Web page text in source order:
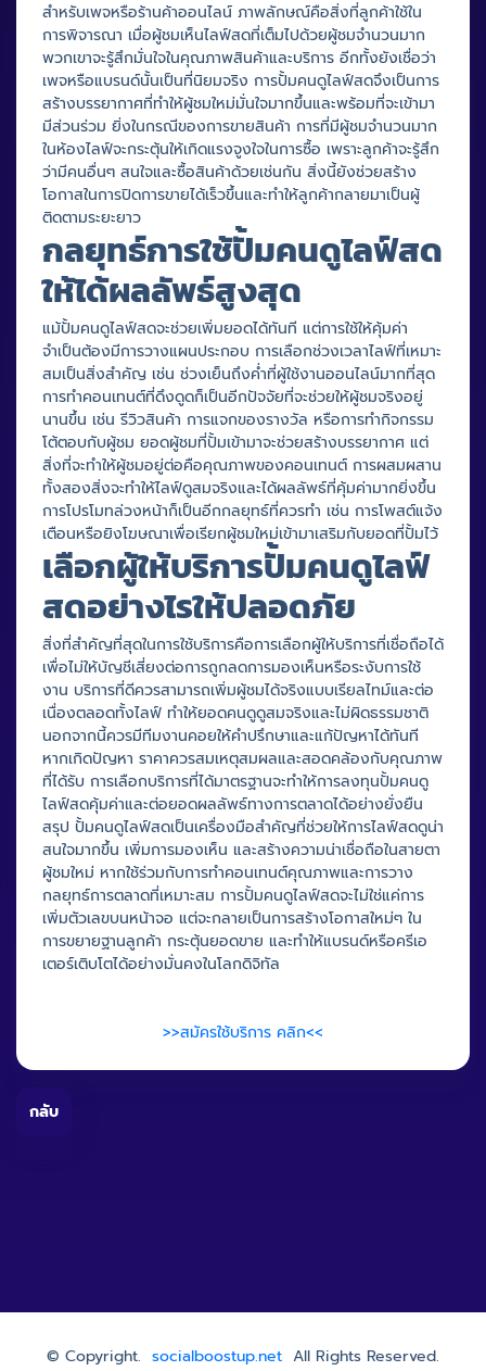
สำหรับเพจหรือร้านค้าออนไลน์ ภาพลักษณ์คือสิ่งที่ลูกค้าใช้ใน
การพิจารณา เมื่อผู้ชมเห็นไลฟ์สดที่เต็มไปด้วยผู้ชมจำนวนมาก
พวกเขาจะรู้สึกมั่นใจในคุณภาพสินค้าและบริการ อีกทั้งยังเชื่อว่า
เพจหรือแบรนด์นั้นเป็นที่นิยมจริง การปั้มคนดูไลฟ์สดจึงเป็นการ
สร้างบรรยากาศที่ทำให้ผู้ชมใหม่มั่นใจมากขึ้นและพร้อมที่จะเข้ามา
มีส่วนร่วม ยิ่งในกรณีของการขายสินค้า การที่มีผู้ชมจำนวนมาก
ในห้องไลฟ์จะกระตุ้นให้เกิดแรงจูงใจในการซื้อ เพราะลูกค้าจะรู้สึก
ว่ามีคนอื่นๆ สนใจและซื้อสินค้าด้วยเช่นกัน สิ่งนี้ยังช่วยสร้าง
โอกาสในการปิดการขายได้เร็วขึ้นและทำให้ลูกค้ากลายมาเป็นผู้
ติดตามระยะยาว
กลยุทธ์การใช้ปั้มคนดูไลฟ์สด
ให้ได้ผลลัพธ์สูงสุด
แม้ปั้มคนดูไลฟ์สดจะช่วยเพิ่มยอดได้ทันที แต่การใช้ให้คุ้มค่า
จำเป็นต้องมีการวางแผนประกอบ การเลือกช่วงเวลาไลฟ์ที่เหมาะ
สมเป็นสิ่งสำคัญ เช่น ช่วงเย็นถึงค่ำที่ผู้ใช้งานออนไลน์มากที่สุด
การทำคอนเทนต์ที่ดึงดูดก็เป็นอีกปัจจัยที่จะช่วยให้ผู้ชมจริงอยู่
นานขึ้น เช่น รีวิวสินค้า การแจกของรางวัล หรือการทำกิจกรรม
โต้ตอบกับผู้ชม ยอดผู้ชมที่ปั้มเข้ามาจะช่วยสร้างบรรยากาศ แต่
สิ่งที่จะทำให้ผู้ชมอยู่ต่อคือคุณภาพของคอนเทนต์ การผสมผสาน
ทั้งสองสิ่งจะทำให้ไลฟ์ดูสมจริงและได้ผลลัพธ์ที่คุ้มค่ามากยิ่งขึ้น
การโปรโมทล่วงหน้าก็เป็นอีกกลยุทธ์ที่ควรทำ เช่น การโพสต์แจ้ง
เตือนหรือยิงโฆษณาเพื่อเรียกผู้ชมใหม่เข้ามาเสริมกับยอดที่ปั้มไว้
เลือกผู้ให้บริการปั้มคนดูไลฟ์
สดอย่างไรให้ปลอดภัย
สิ่งที่สำคัญที่สุดในการใช้บริการคือการเลือกผู้ให้บริการที่เชื่อถือได้
เพื่อไม่ให้บัญชีเสี่ยงต่อการถูกลดการมองเห็นหรือระงับการใช้
งาน บริการที่ดีควรสามารถเพิ่มผู้ชมได้จริงแบบเรียลไทม์และต่อ
เนื่องตลอดทั้งไลฟ์ ทำให้ยอดคนดูดูสมจริงและไม่ผิดธรรมชาติ
นอกจากนี้ควรมีทีมงานคอยให้คำปรึกษาและแก้ปัญหาได้ทันที
หากเกิดปัญหา ราคาควรสมเหตุสมผลและสอดคล้องกับคุณภาพ
ที่ได้รับ การเลือกบริการที่ได้มาตรฐานจะทำให้การลงทุนปั้มคนดู
ไลฟ์สดคุ้มค่าและต่อยอดผลลัพธ์ทางการตลาดได้อย่างยั่งยืน
สรุป ปั้มคนดูไลฟ์สดเป็นเครื่องมือสำคัญที่ช่วยให้การไลฟ์สดดูน่า
สนใจมากขึ้น เพิ่มการมองเห็น และสร้างความน่าเชื่อถือในสายตา
ผู้ชมใหม่ หากใช้ร่วมกับการทำคอนเทนต์คุณภาพและการวาง
กลยุทธ์การตลาดที่เหมาะสม การปั้มคนดูไลฟ์สดจะไม่ใช่แค่การ
เพิ่มตัวเลขบนหน้าจอ แต่จะกลายเป็นการสร้างโอกาสใหม่ๆ ใน
การขยายฐานลูกค้า กระตุ้นยอดขาย และทำให้แบรนด์หรือครีเอ
เตอร์เติบโตได้อย่างมั่นคงในโลกดิจิทัล
>>สมัครใช้บริการ คลิก<<
กลับ
© Copyright. socialboostup.net All Rights Reserved.